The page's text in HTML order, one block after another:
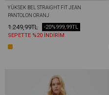
YÜKSEK BEL STRAIGHT FIT JEAN
PANTOLON ORANJ
1.249,99TL 999,99TL
-20%
SEPETTE %20 İNDİRİM